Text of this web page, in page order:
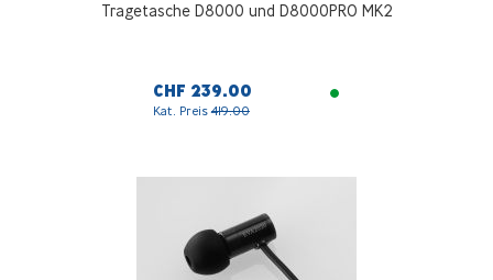
Tragetasche D8000 und D8000PRO MK2
CHF 239.00
Kat. Preis419.00